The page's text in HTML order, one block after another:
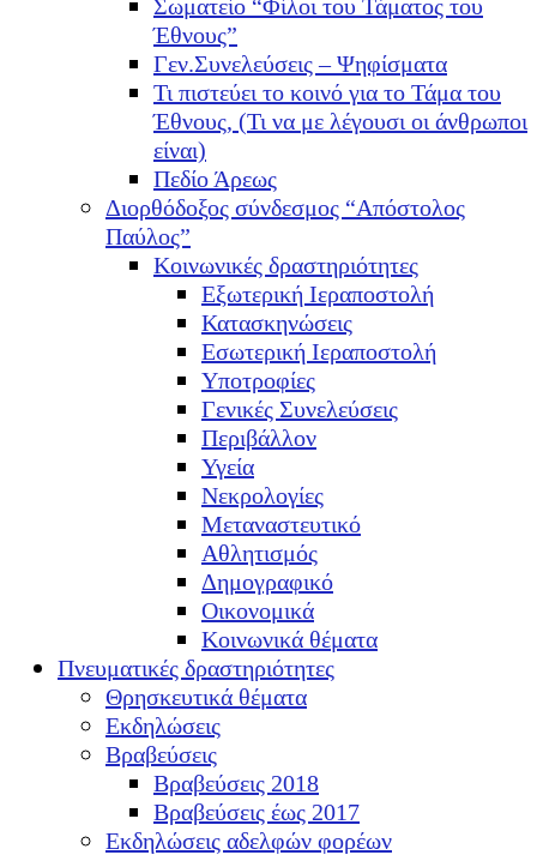
Σωματείο “Φίλοι του Τάματος του
Έθνους”
Γεν.Συνελεύσεις – Ψηφίσματα
Τι πιστεύει το κοινό για το Τάμα του
Έθνους, (Τι να με λέγουσι οι άνθρωποι
είναι)
Πεδίο Άρεως
Διορθόδοξος σύνδεσμος “Απόστολος
Παύλος”
Κοινωνικές δραστηριότητες
Εξωτερική Ιεραποστολή
Κατασκηνώσεις
Εσωτερική Ιεραποστολή
Υποτροφίες
Γενικές Συνελεύσεις
Περιβάλλον
Υγεία
Νεκρολογίες
Μεταναστευτικό
Αθλητισμός
Δημογραφικό
Οικονομικά
Κοινωνικά θέματα
Πνευματικές δραστηριότητες
Θρησκευτικά θέματα
Εκδηλώσεις
Βραβεύσεις
Βραβεύσεις 2018
Βραβεύσεις έως 2017
Εκδηλώσεις αδελφών φορέων